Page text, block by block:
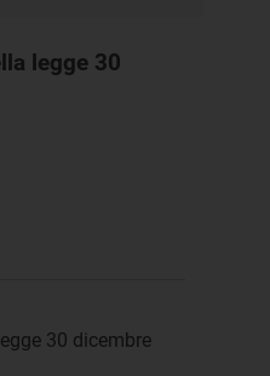
legge 30
30 dicembre